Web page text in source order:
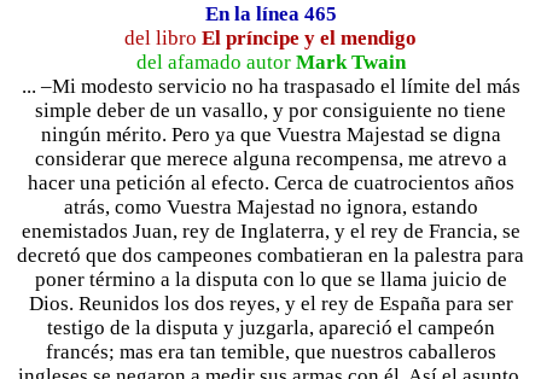
En la línea 465
del libro El príncipe y el mendigo
del afamado autor Mark Twain
... –Mi modesto servicio no ha traspasado el límite del más
simple deber de un vasallo, y por consiguiente no tiene
ningún mérito. Pero ya que Vuestra Majestad se digna
considerar que merece alguna recompensa, me atrevo a
hacer una petición al efecto. Cerca de cuatrocientos años
atrás, como Vuestra Majestad no ignora, estando
enemistados Juan, rey de Inglaterra, y el rey de Francia, se
decretó que dos campeones combatieran en la palestra para
poner término a la disputa con lo que se llama juicio de
Dios. Reunidos los dos reyes, y el rey de España para ser
testigo de la disputa y juzgarla, apareció el campeón
francés; mas era tan temible, que nuestros caballeros